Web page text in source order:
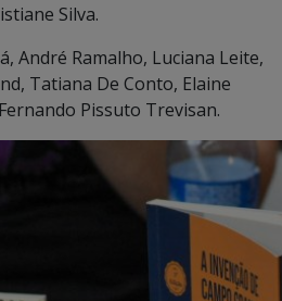
Silva.
André Ramalho, Luciana Leite,
Tatiana De Conto, Elaine
Pissuto Trevisan.